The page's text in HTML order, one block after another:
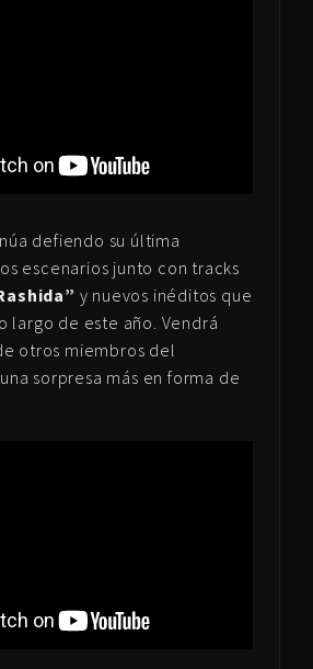
defiendo su última
escenarios junto con tracks
y nuevos inéditos que
largo de este año. Vendrá
otros miembros del
sorpresa más en forma de